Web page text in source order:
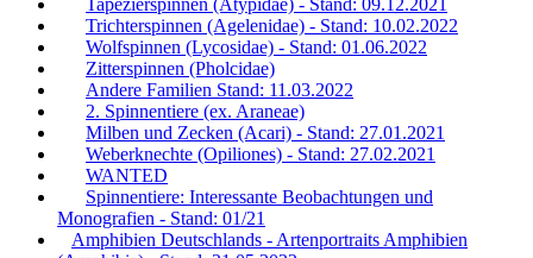
Trichterspinnen (Agelenidae) - Stand: 10.02.2022
Wolfspinnen (Lycosidae) - Stand: 01.06.2022
Zitterspinnen (Pholcidae)
Andere Familien Stand: 11.03.2022
2. Spinnentiere (ex. Araneae)
Milben und Zecken (Acari) - Stand: 27.01.2021
Weberknechte (Opiliones) - Stand: 27.02.2021
WANTED
Spinnentiere: Interessante Beobachtungen und
Monografien - Stand: 01/21
Amphibien Deutschlands - Artenportraits Amphibien